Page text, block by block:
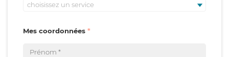
choisissez un service
Mes coordonnées